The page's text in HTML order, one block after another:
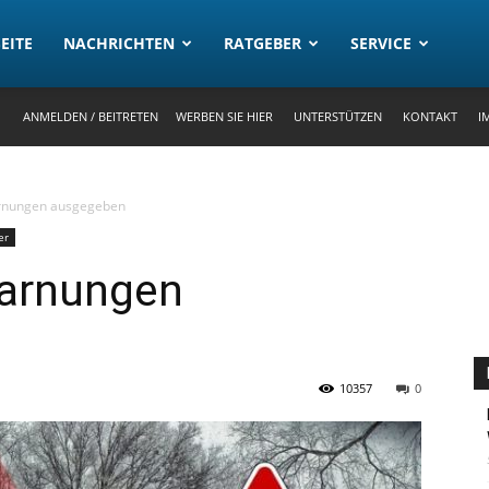
NACHRICHTEN RATGEBER SERVICE
ANMELDEN / BEITRETEN WERBEN SIE HIER UNTERSTÜTZEN KONTAKT
ausgegeben
0
10357